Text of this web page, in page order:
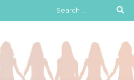
Search
for: